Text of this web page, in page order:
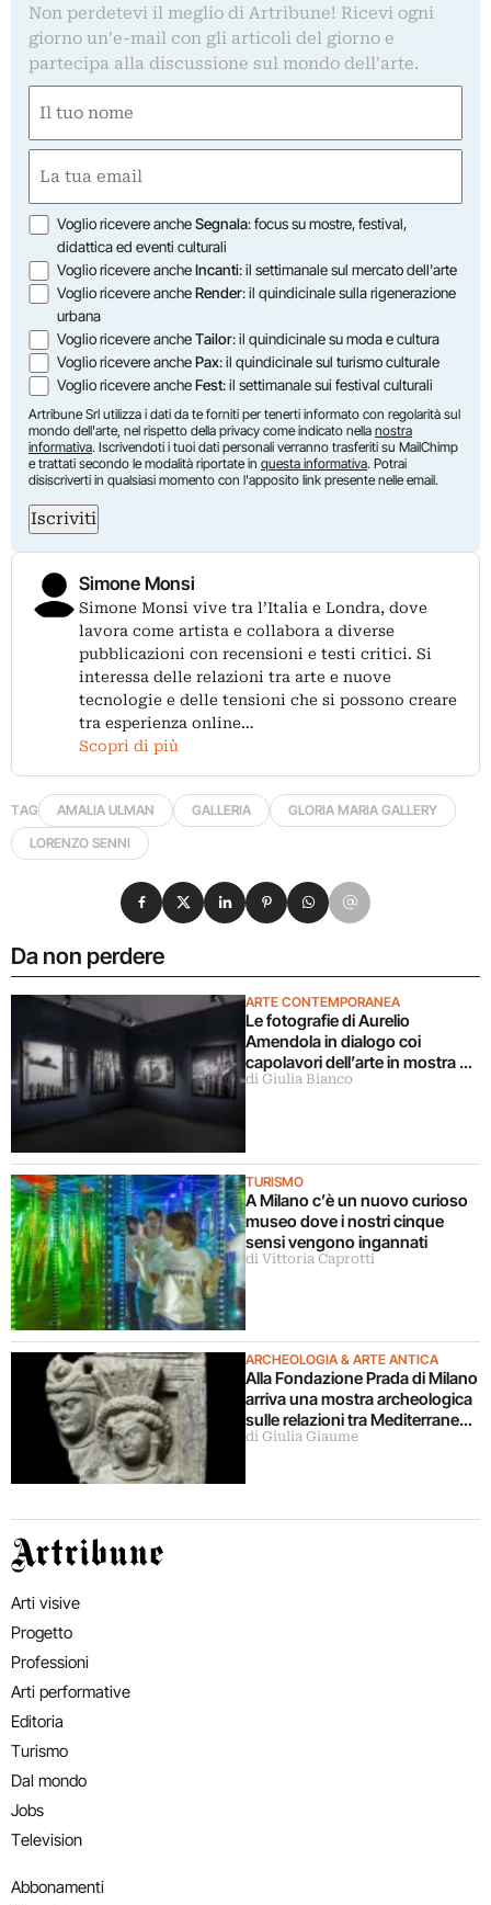
Non perdetevi il meglio di Artribune! Ricevi ogni
giorno un'e-mail con gli articoli del giorno e
partecipa alla discussione sul mondo dell'arte.
(Required)
First
(Required)
Opzioni
Voglio ricevere ancheSegnala: focus su mostre, festival,
didattica ed eventi culturali
Voglio ricevere ancheIncanti: il settimanale sul mercato dell'arte
Voglio ricevere ancheRender: il quindicinale sulla rigenerazione
urbana
Voglio ricevere ancheTailor: il quindicinale su moda e cultura
Voglio ricevere anchePax: il quindicinale sul turismo culturale
Voglio ricevere ancheFest: il settimanale sui festival culturali
Artribune Srl utilizza i dati da te forniti per tenerti informato con regolarità sul
mondo dell'arte, nel rispetto della privacy come indicato nella nostra
informativa. Iscrivendoti i tuoi dati personali verranno trasferiti su MailChimp
e trattati secondo le modalità riportate in questa informativa. Potrai
disiscriverti in qualsiasi momento con l'apposito link presente nelle email.
Iscriviti
Simone Monsi
Simone Monsi vive tra l’Italia e Londra, dove
lavora come artista e collabora a diverse
pubblicazioni con recensioni e testi critici. Si
interessa delle relazioni tra arte e nuove
tecnologie e delle tensioni che si possono creare
tra esperienza online…
Scopri di più
TAG AMALIA ULMAN GALLERIA
GLORIA MARIA GALLERY
LORENZO SENNI
Da non perdere
ARTE CONTEMPORANEA
Le fotografie di Aurelio
Amendola in dialogo coi
capolavori dell’arte in mostra a
Milano
di Giulia Bianco
TURISMO
A Milano c’è un nuovo curioso
museo dove i nostri cinque
sensi vengono ingannati
di Vittoria Caprotti
ARCHEOLOGIA & ARTE ANTICA
Alla Fondazione Prada di Milano
arriva una mostra archeologica
sulle relazioni tra Mediterraneo
e Asia
di Giulia Giaume
Condividi su Facebook
Condividi su X
Condividi su LinkedIn
Condividi su Pinterest
Condividi su WhatsApp
Condividi su Email
Artribune
Arti visive
Progetto
Professioni
Arti performative
Editoria
Turismo
Dal mondo
Jobs
Television
Abbonamenti